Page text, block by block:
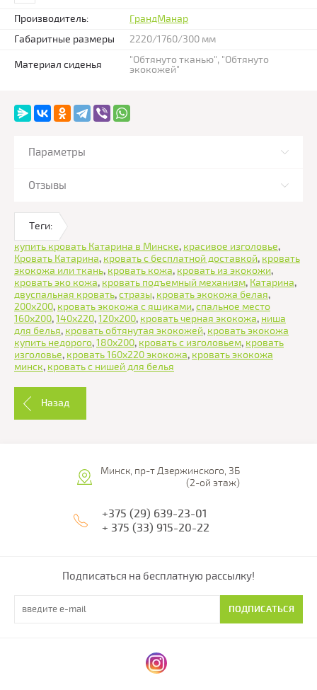
Производитель:
ГрандМанар
Габаритные размеры
2220/1760/300 мм
Материал сиденья
"Обтянуто тканью", "Обтянуто
экокожей"
Параметры
Отзывы
Теги:
купить кровать Катарина в Минске, красивое изголовье,
Кровать Катарина, кровать с бесплатной доставкой, кровать
экокожа или ткань, кровать кожа, кровать из экокожи,
кровать эко кожа, кровать подъемный механизм, Катарина,
двуспальная кровать,стразы, кровать экокожа белая,
200х200, кровать экокожа с ящиками,спальное место
160х200,140х220,120х200, кровать черная экокожа, ниша
для белья, кровать обтянутая экокожей, кровать экокожа
купить недорого,180х200, кровать с изголовьем, кровать
изголовье, кровать 160х220 экокожа, кровать экокожа
минск, кровать с нишей для белья
Назад
Минск, пр-т Дзержинского, 3Б
(2-ой этаж)
+375 (29) 639-23-01
+ 375 (33) 915-20-22
Подписаться на бесплатную рассылку!
ПОДПИСАТЬСЯ